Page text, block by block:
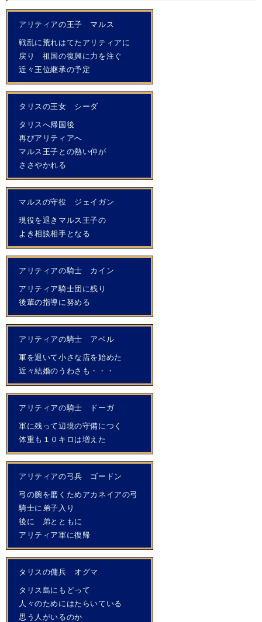
アリティアの王子 マルス
戦乱に荒れはてたアリティアに
戻り 祖国の復興に力を注ぐ
近々王位継承の予定
タリスの王女 シーダ
タリスへ帰国後
再びアリティアへ
マルス王子との熱い仲が
ささやかれる
マルスの守役 ジェイガン
現役を退きマルス王子の
よき相談相手となる
アリティアの騎士 カイン
アリティア騎士団に残り
後輩の指導に努める
アリティアの騎士 アベル
軍を退いて小さな店を始めた
近々結婚のうわさも・・・
アリティアの騎士 ドーガ
軍に残って辺境の守備につく
体重も１０キロは増えた
アリティアの弓兵 ゴードン
弓の腕を磨くためアカネイアの弓
騎士に弟子入り
後に 弟とともに
アリティア軍に復帰
タリスの傭兵 オグマ
タリス島にもどって
人々のためにはたらいている
思う人がいるのか